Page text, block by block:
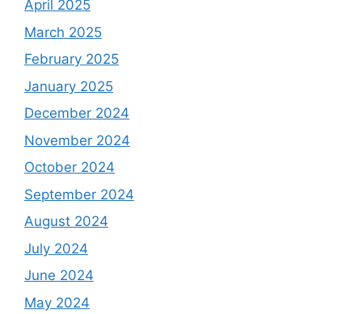
April 2025
March 2025
February 2025
January 2025
December 2024
November 2024
October 2024
September 2024
August 2024
July 2024
June 2024
May 2024